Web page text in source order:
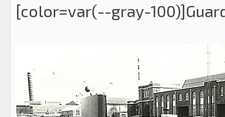
[color=var(--gray-